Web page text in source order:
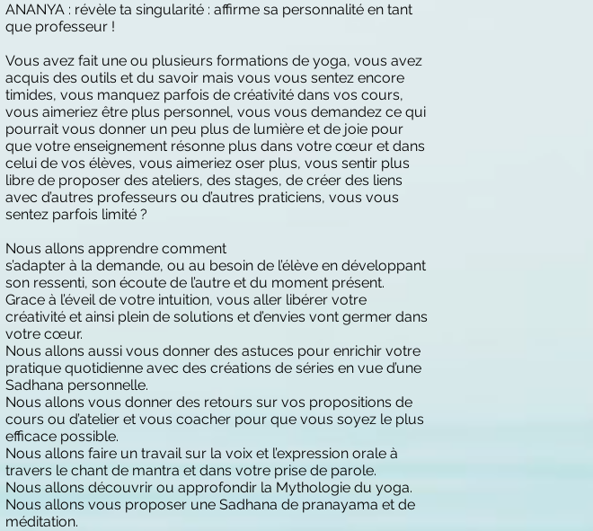
ANANYA : révèle ta singularité : affirme sa personnalité en tant
que professeur !
Vous avez fait une ou plusieurs formations de yoga, vous avez
acquis des outils et du savoir mais vous vous sentez encore
timides, vous manquez parfois de créativité dans vos cours,
vous aimeriez être plus personnel, vous vous demandez ce qui
pourrait vous donner un peu plus de lumière et de joie pour
que votre enseignement résonne plus dans votre cœur et dans
celui de vos élèves, vous aimeriez oser plus, vous sentir plus
libre de proposer des ateliers, des stages, de créer des liens
avec d’autres professeurs ou d’autres praticiens, vous vous
sentez parfois limité ?
Nous allons apprendre comment
s’adapter à la demande, ou au besoin de l’élève en développant
son ressenti, son écoute de l’autre et du moment présent.
Grace à l’éveil de votre intuition, vous aller libérer votre
créativité et ainsi plein de solutions et d’envies vont germer dans
votre cœur.
Nous allons aussi vous donner des astuces pour enrichir votre
pratique quotidienne avec des créations de séries en vue d’une
Sadhana personnelle.
Nous allons vous donner des retours sur vos propositions de
cours ou d’atelier et vous coacher pour que vous soyez le plus
efficace possible.
Nous allons faire un travail sur la voix et l’expression orale à
travers le chant de mantra et dans votre prise de parole.
Nous allons découvrir ou approfondir la Mythologie du yoga.
Nous allons vous proposer une Sadhana de pranayama et de
méditation.